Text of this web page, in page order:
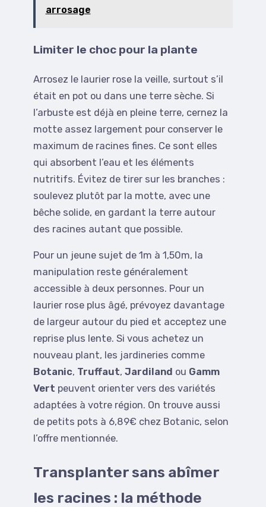
arrosage
Limiter le choc pour la plante
Arrosez le laurier rose la veille, surtout s’il
était en pot ou dans une terre sèche. Si
l’arbuste est déjà en pleine terre, cernez la
motte assez largement pour conserver le
maximum de racines fines. Ce sont elles
qui absorbent l’eau et les éléments
nutritifs. Évitez de tirer sur les branches :
soulevez plutôt par la motte, avec une
bêche solide, en gardant la terre autour
des racines autant que possible.
Pour un jeune sujet de 1m à 1,50m, la
manipulation reste généralement
accessible à deux personnes. Pour un
laurier rose plus âgé, prévoyez davantage
de largeur autour du pied et acceptez une
reprise plus lente. Si vous achetez un
nouveau plant, les jardineries comme
Botanic, Truffaut, Jardiland ou Gamm
Vert peuvent orienter vers des variétés
adaptées à votre région. On trouve aussi
de petits pots à 6,89€ chez Botanic, selon
l’offre mentionnée.
Transplanter sans abîmer
les racines : la méthode